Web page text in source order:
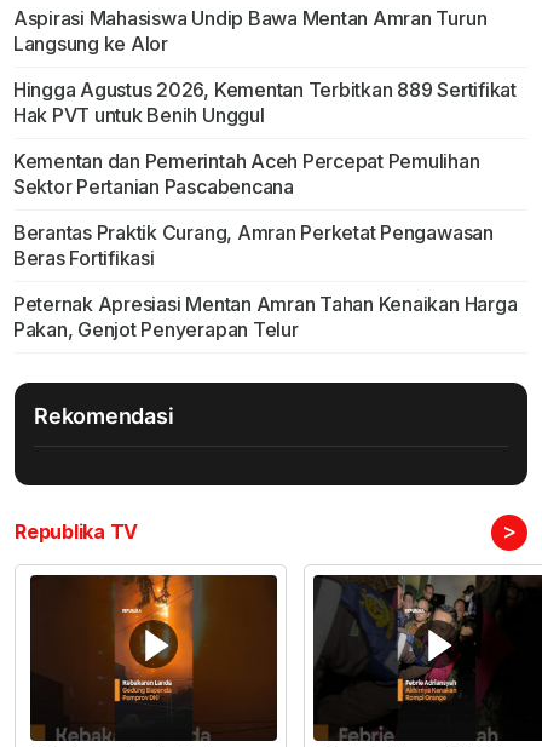
Aspirasi Mahasiswa Undip Bawa Mentan Amran Turun
Langsung ke Alor
Hingga Agustus 2026, Kementan Terbitkan 889 Sertifikat
Hak PVT untuk Benih Unggul
Kementan dan Pemerintah Aceh Percepat Pemulihan
Sektor Pertanian Pascabencana
Berantas Praktik Curang, Amran Perketat Pengawasan
Beras Fortifikasi
Peternak Apresiasi Mentan Amran Tahan Kenaikan Harga
Pakan, Genjot Penyerapan Telur
Rekomendasi
Republika TV >